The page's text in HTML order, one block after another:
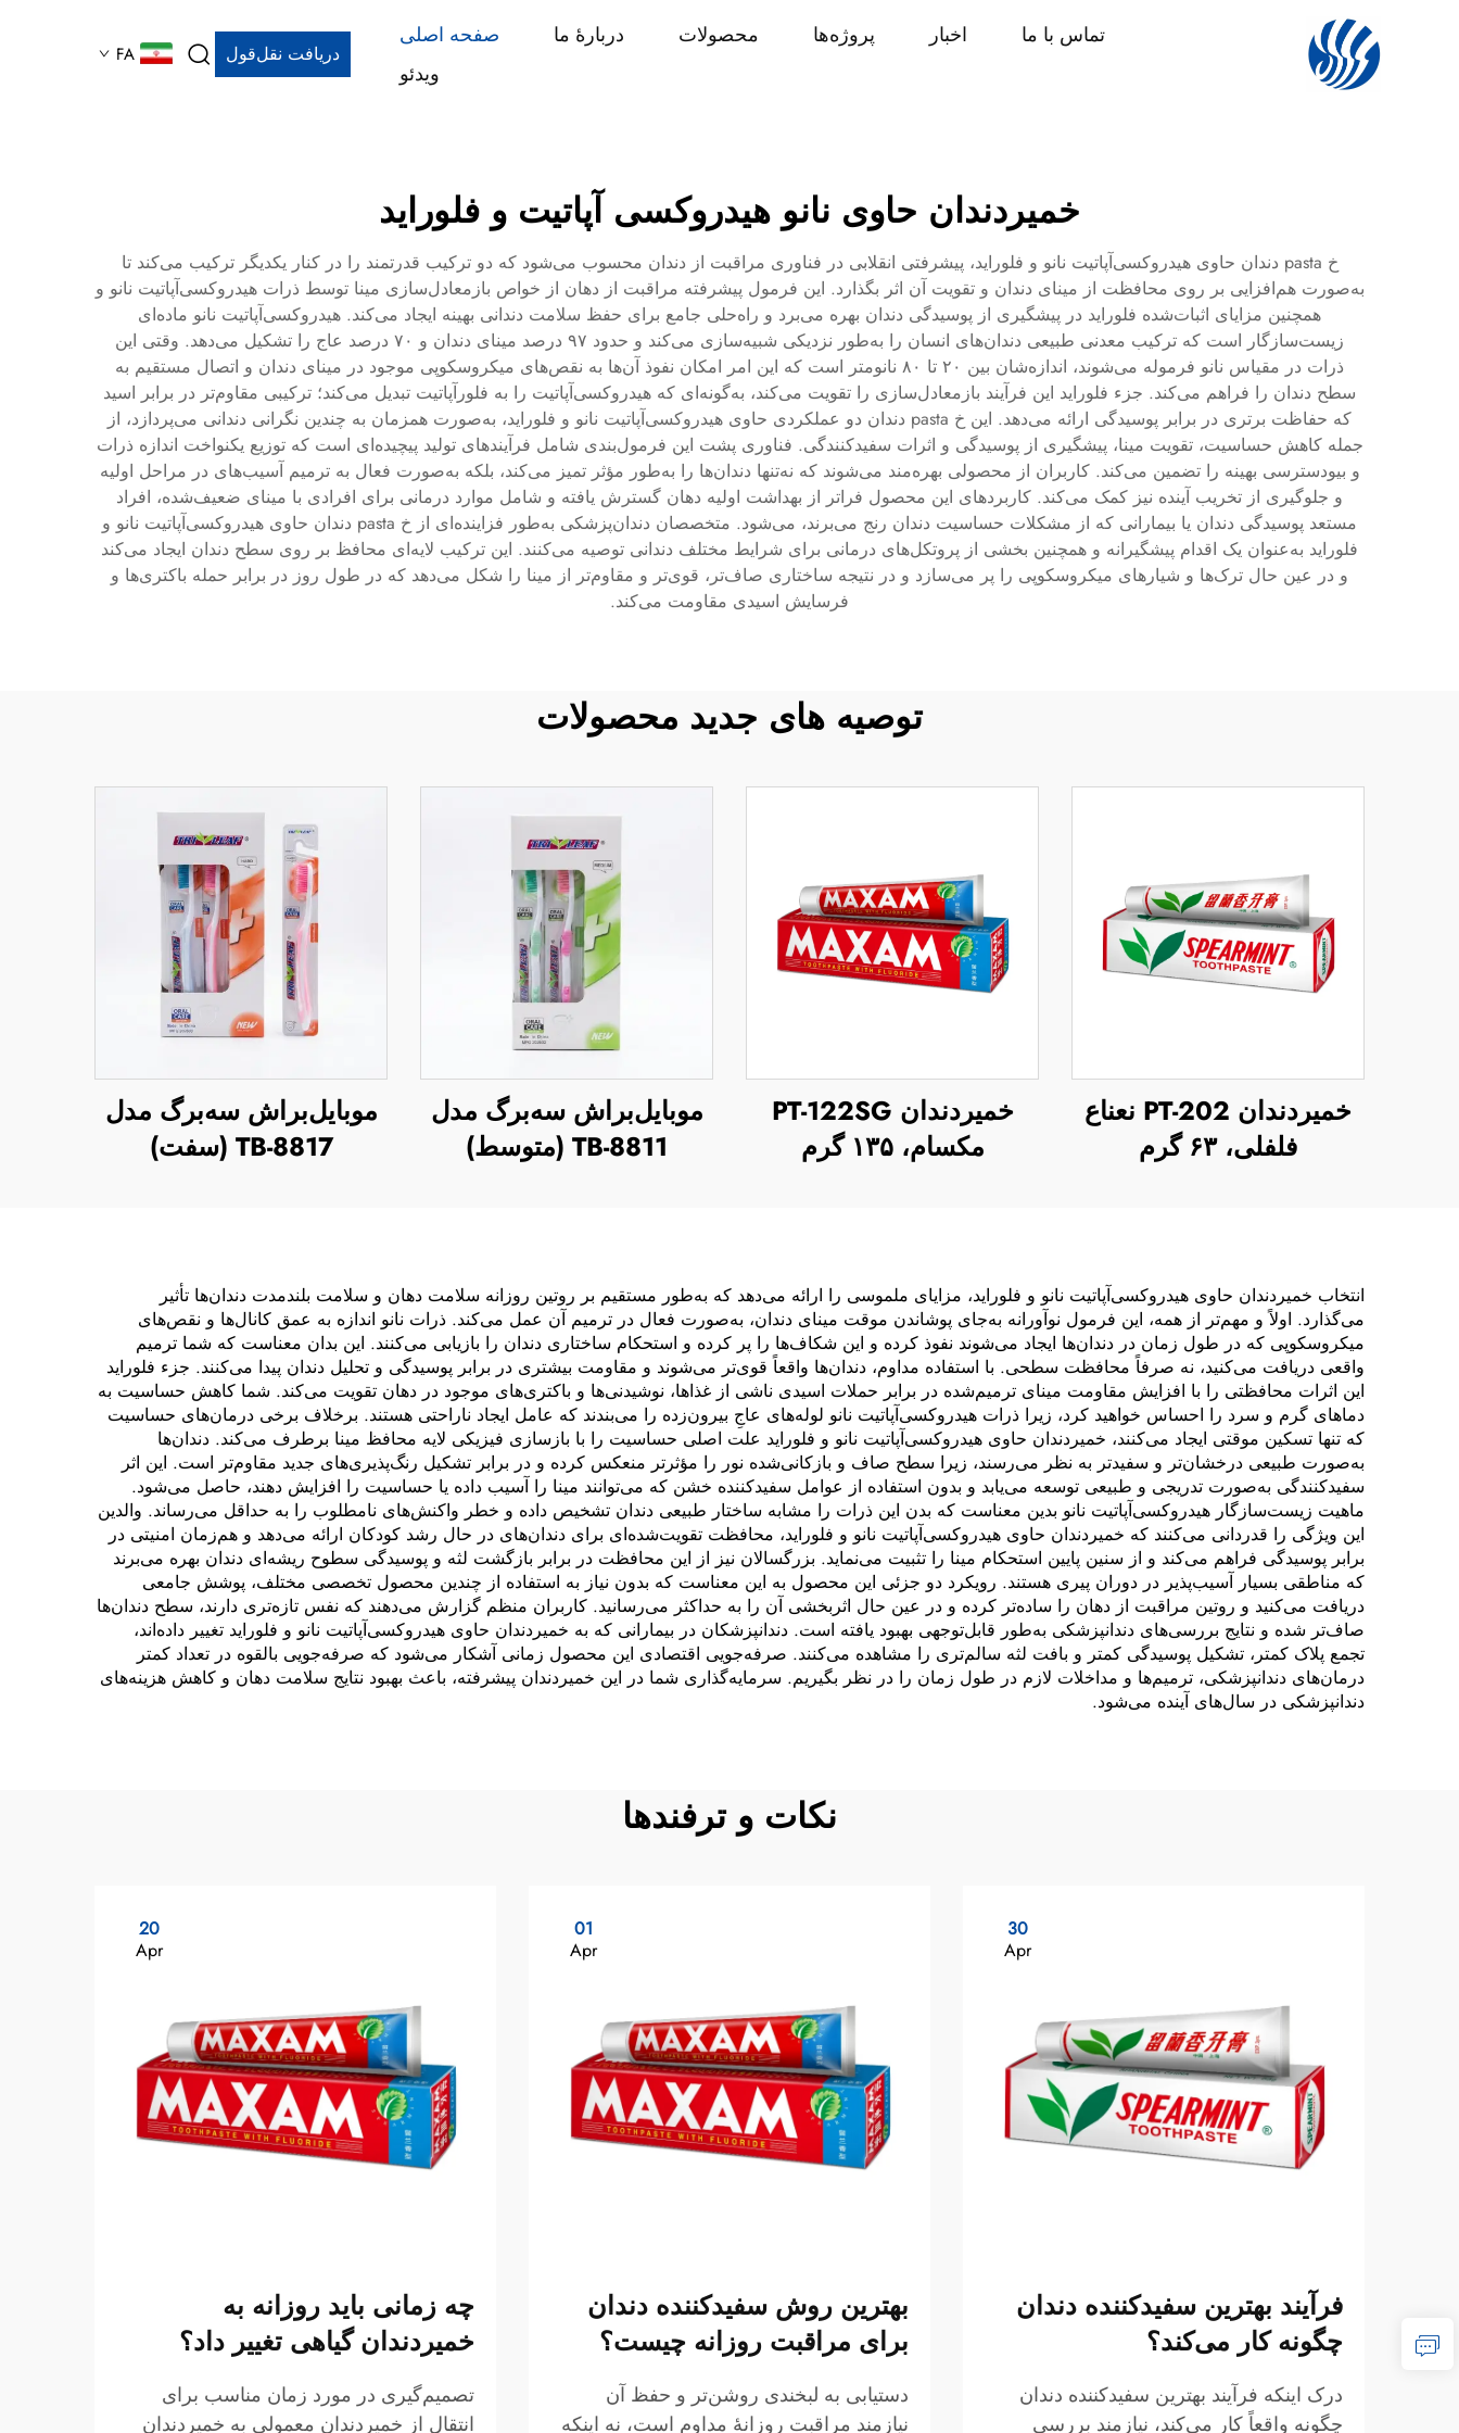
صفحه اصلی دربارهٔ ما محصولات پروژه‌ها اخبار
تماس با ما
ویدئو
دریافت نقل‌قول FA
خمیردندان حاوی نانو هیدروکسی آپاتیت و فلوراید
خ pasta دندان حاوی هیدروکسی‌آپاتیت نانو و فلوراید، پیشرفتی انقلابی در فناوری مراقبت از دندان محسوب می‌شود که دو ترکیب قدرتمند را در کنار یکدیگر ترکیب می‌کند تا
به‌صورت هم‌افزایی بر روی محافظت از مینای دندان و تقویت آن اثر بگذارد. این فرمول پیشرفته مراقبت از دهان از خواص بازمعادل‌سازی مینا توسط ذرات هیدروکسی‌آپاتیت نانو و
همچنین مزایای اثبات‌شده فلوراید در پیشگیری از پوسیدگی دندان بهره می‌برد و راه‌حلی جامع برای حفظ سلامت دندانی بهینه ایجاد می‌کند. هیدروکسی‌آپاتیت نانو ماده‌ای
زیست‌سازگار است که ترکیب معدنی طبیعی دندان‌های انسان را به‌طور نزدیکی شبیه‌سازی می‌کند و حدود ۹۷ درصد مینای دندان و ۷۰ درصد عاج را تشکیل می‌دهد. وقتی این
ذرات در مقیاس نانو فرموله می‌شوند، اندازه‌شان بین ۲۰ تا ۸۰ نانومتر است که این امر امکان نفوذ آن‌ها به نقص‌های میکروسکوپی موجود در مینای دندان و اتصال مستقیم به
سطح دندان را فراهم می‌کند. جزء فلوراید این فرآیند بازمعادل‌سازی را تقویت می‌کند، به‌گونه‌ای که هیدروکسی‌آپاتیت را به فلورآپاتیت تبدیل می‌کند؛ ترکیبی مقاوم‌تر در برابر اسید
که حفاظت برتری در برابر پوسیدگی ارائه می‌دهد. این خ pasta دندان دو عملکردی حاوی هیدروکسی‌آپاتیت نانو و فلوراید، به‌صورت همزمان به چندین نگرانی دندانی می‌پردازد، از
جمله کاهش حساسیت، تقویت مینا، پیشگیری از پوسیدگی و اثرات سفیدکنندگی. فناوری پشت این فرمول‌بندی شامل فرآیندهای تولید پیچیده‌ای است که توزیع یکنواخت اندازه ذرات
و بیودسترسی بهینه را تضمین می‌کند. کاربران از محصولی بهره‌مند می‌شوند که نه‌تنها دندان‌ها را به‌طور مؤثر تمیز می‌کند، بلکه به‌صورت فعال به ترمیم آسیب‌های در مراحل اولیه
و جلوگیری از تخریب آینده نیز کمک می‌کند. کاربردهای این محصول فراتر از بهداشت اولیه دهان گسترش یافته و شامل موارد درمانی برای افرادی با مینای ضعیف‌شده، افراد
مستعد پوسیدگی دندان یا بیمارانی که از مشکلات حساسیت دندان رنج می‌برند، می‌شود. متخصصان دندان‌پزشکی به‌طور فزاینده‌ای از خ pasta دندان حاوی هیدروکسی‌آپاتیت نانو و
فلوراید به‌عنوان یک اقدام پیشگیرانه و همچنین بخشی از پروتکل‌های درمانی برای شرایط مختلف دندانی توصیه می‌کنند. این ترکیب لایه‌ای محافظ بر روی سطح دندان ایجاد می‌کند
و در عین حال ترک‌ها و شیارهای میکروسکوپی را پر می‌سازد و در نتیجه ساختاری صاف‌تر، قوی‌تر و مقاوم‌تر از مینا را شکل می‌دهد که در طول روز در برابر حمله باکتری‌ها و
فرسایش اسیدی مقاومت می‌کند.
توصیه های جدید محصولات
خمیردندان PT-202 نعناع
فلفلی، ۶۳ گرم
خمیردندان PT-122SG
مکسام، ۱۳۵ گرم
موبایل‌براش سه‌برگ مدل
TB-8811 (متوسط)
موبایل‌براش سه‌برگ مدل
TB-8817 (سفت)
انتخاب خمیردندان حاوی هیدروکسی‌آپاتیت نانو و فلوراید، مزایای ملموسی را ارائه می‌دهد که به‌طور مستقیم بر روتین روزانه سلامت دهان و سلامت بلندمدت دندان‌ها تأثیر
می‌گذارد. اولاً و مهم‌تر از همه، این فرمول نوآورانه به‌جای پوشاندن موقت مینای دندان، به‌صورت فعال در ترمیم آن عمل می‌کند. ذرات نانو اندازه به عمق کانال‌ها و نقص‌های
میکروسکوپی که در طول زمان در دندان‌ها ایجاد می‌شوند نفوذ کرده و این شکاف‌ها را پر کرده و استحکام ساختاری دندان را بازیابی می‌کنند. این بدان معناست که شما ترمیم
واقعی دریافت می‌کنید، نه صرفاً محافظت سطحی. با استفاده مداوم، دندان‌ها واقعاً قوی‌تر می‌شوند و مقاومت بیشتری در برابر پوسیدگی و تحلیل دندان پیدا می‌کنند. جزء فلوراید
این اثرات محافظتی را با افزایش مقاومت مینای ترمیم‌شده در برابر حملات اسیدی ناشی از غذاها، نوشیدنی‌ها و باکتری‌های موجود در دهان تقویت می‌کند. شما کاهش حساسیت به
دماهای گرم و سرد را احساس خواهید کرد، زیرا ذرات هیدروکسی‌آپاتیت نانو لوله‌های عاجِ بیرون‌زده را می‌بندند که عامل ایجاد ناراحتی هستند. برخلاف برخی درمان‌های حساسیت
که تنها تسکین موقتی ایجاد می‌کنند، خمیردندان حاوی هیدروکسی‌آپاتیت نانو و فلوراید علت اصلی حساسیت را با بازسازی فیزیکی لایه محافظ مینا برطرف می‌کند. دندان‌ها
به‌صورت طبیعی درخشان‌تر و سفیدتر به نظر می‌رسند، زیرا سطح صاف و بازکانی‌شده نور را مؤثرتر منعکس کرده و در برابر تشکیل رنگ‌پذیری‌های جدید مقاوم‌تر است. این اثر
سفیدکنندگی به‌صورت تدریجی و طبیعی توسعه می‌یابد و بدون استفاده از عوامل سفیدکننده خشن که می‌توانند مینا را آسیب داده یا حساسیت را افزایش دهند، حاصل می‌شود.
ماهیت زیست‌سازگار هیدروکسی‌آپاتیت نانو بدین معناست که بدن این ذرات را مشابه ساختار طبیعی دندان تشخیص داده و خطر واکنش‌های نامطلوب را به حداقل می‌رساند. والدین
این ویژگی را قدردانی می‌کنند که خمیردندان حاوی هیدروکسی‌آپاتیت نانو و فلوراید، محافظت تقویت‌شده‌ای برای دندان‌های در حال رشد کودکان ارائه می‌دهد و هم‌زمان امنیتی در
برابر پوسیدگی فراهم می‌کند و از سنین پایین استحکام مینا را تثبیت می‌نماید. بزرگسالان نیز از این محافظت در برابر بازگشت لثه و پوسیدگی سطوح ریشه‌ای دندان بهره می‌برند
که مناطقی بسیار آسیب‌پذیر در دوران پیری هستند. رویکرد دو جزئی این محصول به این معناست که بدون نیاز به استفاده از چندین محصول تخصصی مختلف، پوشش جامعی
دریافت می‌کنید و روتین مراقبت از دهان را ساده‌تر کرده و در عین حال اثربخشی آن را به حداکثر می‌رسانید. کاربران منظم گزارش می‌دهند که نفس تازه‌تری دارند، سطح دندان‌ها
صاف‌تر شده و نتایج بررسی‌های دندانپزشکی به‌طور قابل‌توجهی بهبود یافته است. دندانپزشکان در بیمارانی که به خمیردندان حاوی هیدروکسی‌آپاتیت نانو و فلوراید تغییر داده‌اند،
تجمع پلاک کمتر، تشکیل پوسیدگی کمتر و بافت لثه سالم‌تری را مشاهده می‌کنند. صرفه‌جویی اقتصادی این محصول زمانی آشکار می‌شود که صرفه‌جویی بالقوه در تعداد کمتر
درمان‌های دندانپزشکی، ترمیم‌ها و مداخلات لازم در طول زمان را در نظر بگیریم. سرمایه‌گذاری شما در این خمیردندان پیشرفته، باعث بهبود نتایج سلامت دهان و کاهش هزینه‌های
دندانپزشکی در سال‌های آینده می‌شود.
نکات و ترفندها
30
Apr
فرآیند بهترین سفیدکننده دندان
چگونه کار می‌کند؟
درک اینکه فرآیند بهترین سفیدکننده دندان
چگونه واقعاً کار می‌کند، نیازمند بررسی
01
Apr
بهترین روش سفیدکننده دندان
برای مراقبت روزانه چیست؟
دستیابی به لبخندی روشن‌تر و حفظ آن
نیازمند مراقبت روزانهٔ مداوم است، نه اینکه
20
Apr
چه زمانی باید روزانه به
خمیردندان گیاهی تغییر داد؟
تصمیم‌گیری در مورد زمان مناسب برای
انتقال از خمیردندان معمولی به خمیردندان